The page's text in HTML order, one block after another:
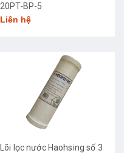
20PT-BP-5
Liên hệ
Lõi lọc nước Haohsing số 3